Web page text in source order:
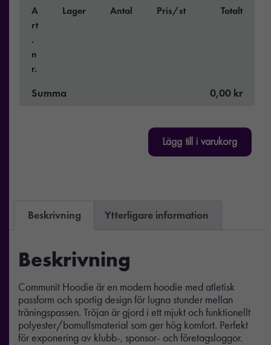
A
rt
.
n
r.
Lager Antal Pris/st Totalt
Summa 0,00 kr
Lägg till i varukorg
Beskrivning Ytterligare information
Beskrivning
Communit Hoodie är en modern hoodie med atletisk
passform och sportig design för lugna stunder mellan
träningspassen. Tröjan är gjord i ett mjukt och funktionellt
polyester/bomullsmaterial som ger hög komfort. Perfekt
för exponering av klubb-, sponsor- och företagsloggor.